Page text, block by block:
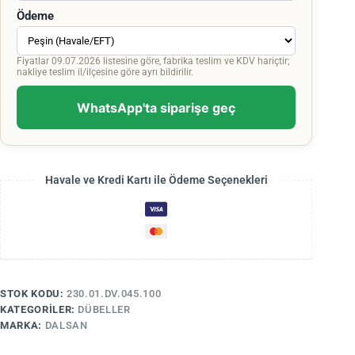
Ödeme
Fiyatlar 09.07.2026 listesine göre, fabrika teslim ve KDV hariçtir;
nakliye teslim il/ilçesine göre ayrı bildirilir.
WhatsApp'ta siparişe geç
Havale ve Kredi Kartı ile Ödeme Seçenekleri
STOK KODU:230.01.DV.045.100
KATEGORILER: DÜBELLER
MARKA: DALSAN